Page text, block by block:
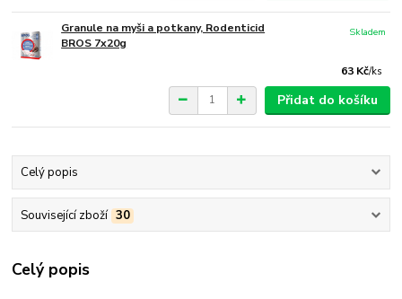
Granule na myši a potkany, Rodenticid
BROS 7x20g
63 Kč/ks
Skladem
Přidat do košíku
Celý popis
Související zboží 30
Celý popis